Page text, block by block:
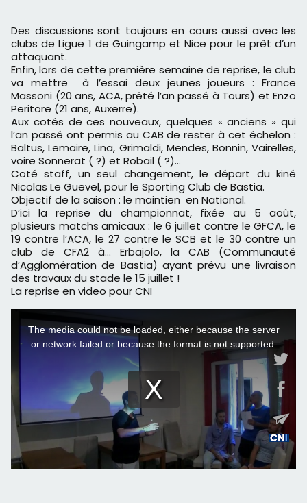
Des discussions sont toujours en cours aussi avec les
clubs de Ligue 1 de Guingamp et Nice pour le prêt d’un
attaquant.
Enfin, lors de cette première semaine de reprise, le club
va mettre à l’essai deux jeunes joueurs : France
Massoni (20 ans, ACA, prêté l’an passé à Tours) et Enzo
Peritore (21 ans, Auxerre).
Aux cotés de ces nouveaux, quelques « anciens » qui
l’an passé ont permis au CAB de rester à cet échelon :
Baltus, Lemaire, Lina, Grimaldi, Mendes, Bonnin, Vairelles,
voire Sonnerat ( ?) et Robail ( ?)…
Coté staff, un seul changement, le départ du kiné
Nicolas Le Guevel, pour le Sporting Club de Bastia.
Objectif de la saison : le maintien en National.
D’ici la reprise du championnat, fixée au 5 août,
plusieurs matchs amicaux : le 6 juillet contre le GFCA, le
19 contre l’ACA, le 27 contre le SCB et le 30 contre un
club de CFA2 à... Erbajolo, la CAB (Communauté
d’Agglomération de Bastia) ayant prévu une livraison
des travaux du stade le 15 juillet !
La reprise en video pour CNI